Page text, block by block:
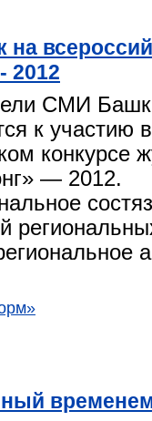
2012
СМИ
к участию
конкурсе
— 2012.